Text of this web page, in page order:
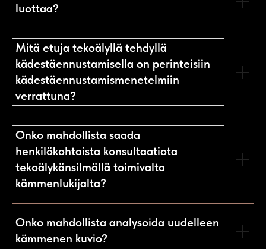
luottaa?
Mitä etuja tekoälyllä tehdyllä
kädestäennustamisella on perinteisiin
kädestäennustamismenetelmiin
verrattuna?
Onko mahdollista saada
henkilökohtaista konsultaatiota
tekoälykänsilmällä toimivalta
kämmenlukijalta?
Onko mahdollista analysoida uudelleen
kämmenen kuvio?